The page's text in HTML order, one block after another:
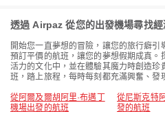
透過 Airpaz 從您的出發機場尋找經
開始您一直夢想的冒險，讓您的旅行癖
預訂平價的航班，讓您的夢想假期成真。
活力的文化中，並在體驗其魔力時創造
班，踏上旅程，每時每刻都充滿興奮、發
從阿爾及爾胡阿里·布邁丁
機場出發的航班
從尼斯克特
發的航班